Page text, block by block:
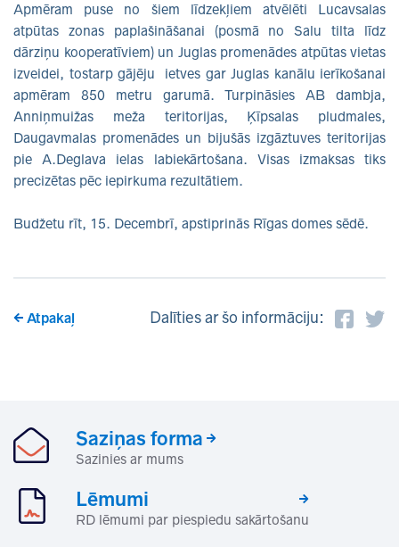
Apmēram puse no šiem līdzekļiem atvēlēti Lucavsalas
atpūtas zonas paplašināšanai (posmā no Salu tilta līdz
dārziņu kooperatīviem) un Juglas promenādes atpūtas vietas
izveidei, tostarp gājēju ietves gar Juglas kanālu ierīkošanai
apmēram 850 metru garumā. Turpināsies AB dambja,
Anniņmuižas meža teritorijas, Ķīpsalas pludmales,
Daugavmalas promenādes un bijušās izgāztuves teritorijas
pie A.Deglava ielas labiekārtošana. Visas izmaksas tiks
precizētas pēc iepirkuma rezultātiem.
Budžetu rīt, 15. Decembrī, apstiprinās Rīgas domes sēdē.
Atpakaļ Dalīties ar šo informāciju:
Saziņas forma
Sazinies ar mums
Lēmumi
RD lēmumi par piespiedu sakārtošanu